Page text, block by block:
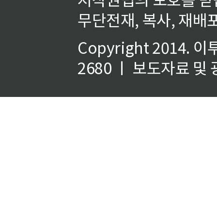
무단전재, 복사, 재배
Copyright 2014. 이
2680 ㅣ 보도자료